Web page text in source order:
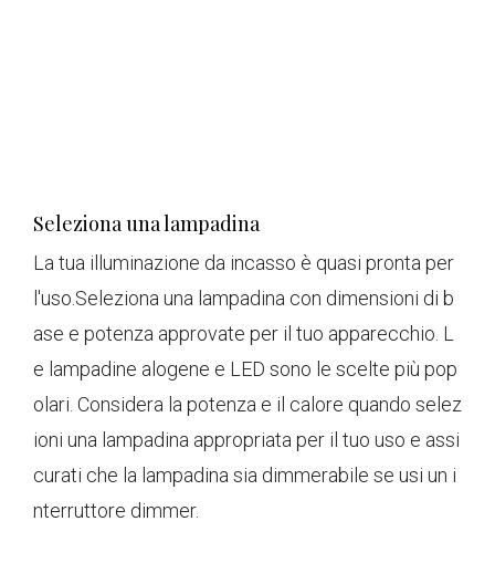
Seleziona una lampadina
La tua illuminazione da incasso è quasi pronta per
l'uso.Seleziona una lampadina con dimensioni di b
ase e potenza approvate per il tuo apparecchio. L
e lampadine alogene e LED sono le scelte più pop
olari. Considera la potenza e il calore quando selez
ioni una lampadina appropriata per il tuo uso e assi
curati che la lampadina sia dimmerabile se usi un i
nterruttore dimmer.